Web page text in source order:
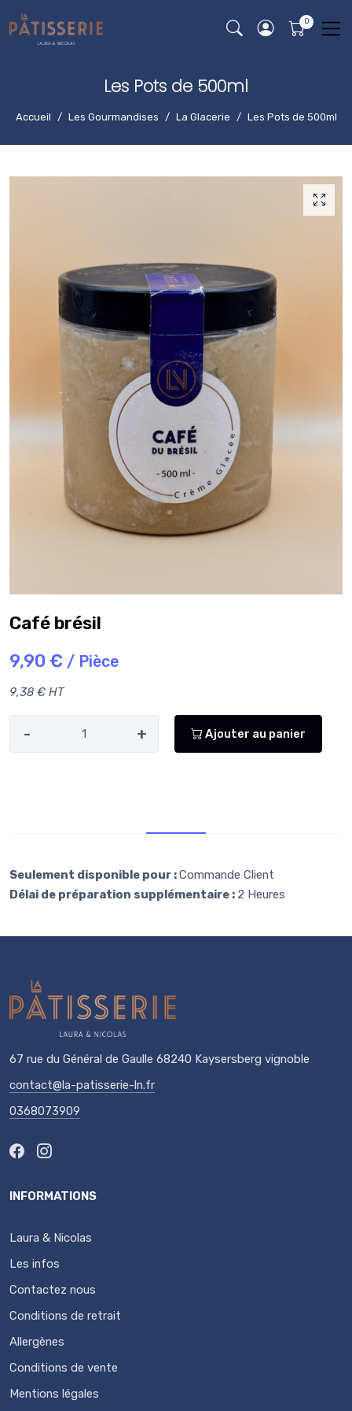
Les Pots de 500ml
Accueil Les Gourmandises La Glacerie Les Pots de 500ml
Café brésil
9,90 € / Pièce
9,38 € HT
- + Ajouter au panier
Seulement disponible pour :Commande Client
Délai de préparation supplémentaire : 2 Heures
67 rue du Général de Gaulle 68240 Kaysersberg vignoble
contact@la-patisserie-ln.fr
0368073909
INFORMATIONS
Laura & Nicolas
Les infos
Contactez nous
Conditions de retrait
Allergènes
Conditions de vente
Mentions légales